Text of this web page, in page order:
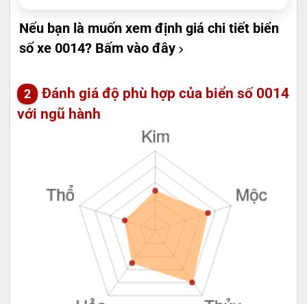
Nếu bạn là muốn xem định giá chi tiết biển
số xe 0014? Bấm vào đây
Đánh giá độ phù hợp của biển số 0014
với ngũ hành